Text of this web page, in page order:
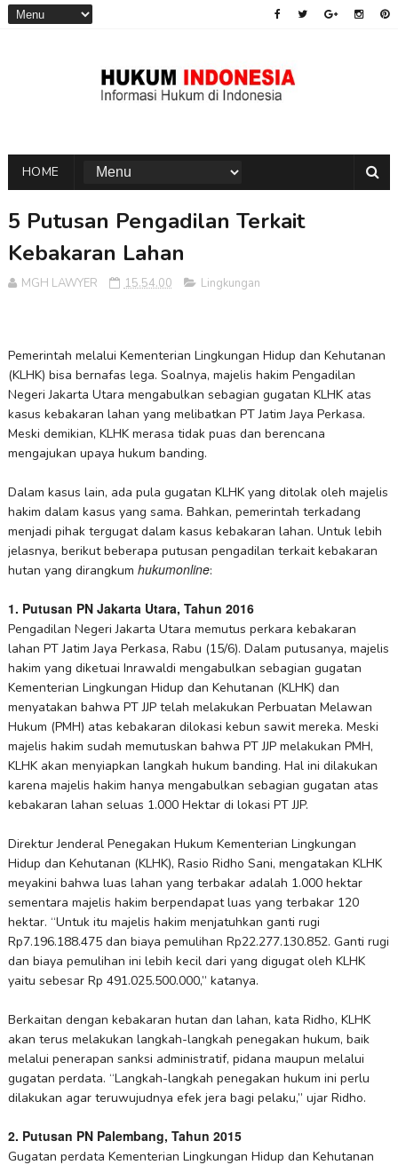
HOME
5 Putusan Pengadilan Terkait
Kebakaran Lahan
MGH LAWYER 15.54.00 Lingkungan
Pemerintah melalui Kementerian Lingkungan Hidup dan Kehutanan
(KLHK) bisa bernafas lega. Soalnya, majelis hakim Pengadilan
Negeri Jakarta Utara mengabulkan sebagian gugatan KLHK atas
kasus kebakaran lahan yang melibatkan PT Jatim Jaya Perkasa.
Meski demikian, KLHK merasa tidak puas dan berencana
mengajukan upaya hukum banding.
Dalam kasus lain, ada pula gugatan KLHK yang ditolak oleh majelis
hakim dalam kasus yang sama. Bahkan, pemerintah terkadang
menjadi pihak tergugat dalam kasus kebakaran lahan. Untuk lebih
jelasnya, berikut beberapa putusan pengadilan terkait kebakaran
hutan yang dirangkum hukumonline:
1. Putusan PN Jakarta Utara, Tahun 2016
Pengadilan Negeri Jakarta Utara memutus perkara kebakaran
lahan PT Jatim Jaya Perkasa, Rabu (15/6). Dalam putusanya, majelis
hakim yang diketuai Inrawaldi mengabulkan sebagian gugatan
Kementerian Lingkungan Hidup dan Kehutanan (KLHK) dan
menyatakan bahwa PT JJP telah melakukan Perbuatan Melawan
Hukum (PMH) atas kebakaran dilokasi kebun sawit mereka. Meski
majelis hakim sudah memutuskan bahwa PT JJP melakukan PMH,
KLHK akan menyiapkan langkah hukum banding. Hal ini dilakukan
karena majelis hakim hanya mengabulkan sebagian gugatan atas
kebakaran lahan seluas 1.000 Hektar di lokasi PT JJP.
Direktur Jenderal Penegakan Hukum Kementerian Lingkungan
Hidup dan Kehutanan (KLHK), Rasio Ridho Sani, mengatakan KLHK
meyakini bahwa luas lahan yang terbakar adalah 1.000 hektar
sementara majelis hakim berpendapat luas yang terbakar 120
hektar. “Untuk itu majelis hakim menjatuhkan ganti rugi
Rp7.196.188.475 dan biaya pemulihan Rp22.277.130.852. Ganti rugi
dan biaya pemulihan ini lebih kecil dari yang digugat oleh KLHK
yaitu sebesar Rp 491.025.500.000,” katanya.
Berkaitan dengan kebakaran hutan dan lahan, kata Ridho, KLHK
akan terus melakukan langkah-langkah penegakan hukum, baik
melalui penerapan sanksi administratif, pidana maupun melalui
gugatan perdata. “Langkah-langkah penegakan hukum ini perlu
dilakukan agar teruwujudnya efek jera bagi pelaku,” ujar Ridho.
2. Putusan PN Palembang, Tahun 2015
Gugatan perdata Kementerian Lingkungan Hidup dan Kehutanan